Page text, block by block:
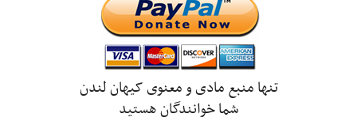
تنها منبع مادی و معنوی کیهان لندن
شما خوانندگان هستید